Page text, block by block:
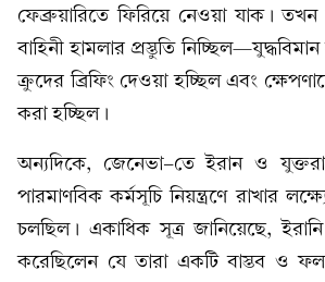
ফেব্রুয়ারিতে ফিরিয়ে নেওয়া যাক। তখন
বাহিনী হামলার প্রস্তুতি
ক্রুদের ব্রিফিং দেওয়া হচ্ছিল এবং
করা হচ্ছিল।
অন্যদিকে, জেনেভা-তে ইরান ও
পারমাণবিক কর্মসূচি নিয়ন্ত্রণে রাখার
চলছিল। একাধিক সূত্র জানিয়েছে,
করেছিলেন যে তারা একটি বাস্তব ও